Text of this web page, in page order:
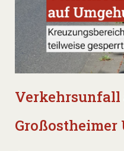
Verkehrsunfall
Großostheimer